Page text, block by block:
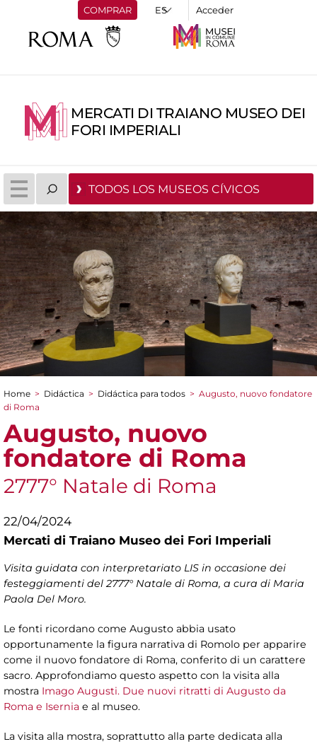
COMPRAR Acceder
MERCATI DI TRAIANO MUSEO DEI
FORI IMPERIALI
TODOS LOS MUSEOS CÍVICOS
You are here
Home > Didáctica > Didáctica para todos > Augusto, nuovo fondatore
di Roma
Augusto, nuovo
fondatore di Roma
2777° Natale di Roma
22/04/2024
Mercati di Traiano Museo dei Fori Imperiali
Visita guidata con interpretariato LIS in occasione dei
festeggiamenti del 2777° Natale di Roma, a cura di Maria
Paola Del Moro.
Le fonti ricordano come Augusto abbia usato
opportunamente la figura narrativa di Romolo per apparire
come il nuovo fondatore di Roma, conferito di un carattere
sacro. Approfondiamo questo aspetto con la visita alla
mostra Imago Augusti. Due nuovi ritratti di Augusto da
Roma e Isernia e al museo.
La visita alla mostra, soprattutto alla parte dedicata alla